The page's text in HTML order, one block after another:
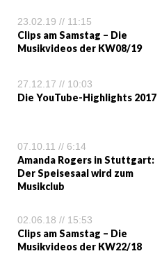
23.02.19 // 11:15
Clips am Samstag – Die
Musikvideos der KW08/19
27.12.17 // 10:03
Die YouTube-Highlights 2017
07.10.11 // 6:14
Amanda Rogers in Stuttgart:
Der Speisesaal wird zum
Musikclub
02.06.18 // 15:53
Clips am Samstag – Die
Musikvideos der KW22/18